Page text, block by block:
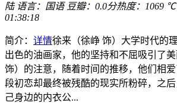
陆 语言： 国语 豆瓣：0.0分热度：1069 ℃
01:38:18
简介： 详情徐来（徐峥 饰）大学时代的
出色的油画家，他的坚持和不屈吸引了
饰）的注意，随着时间的推移，他们相
段初恋却最终被残酷的现实所粉碎，之
己身边的内衣公...